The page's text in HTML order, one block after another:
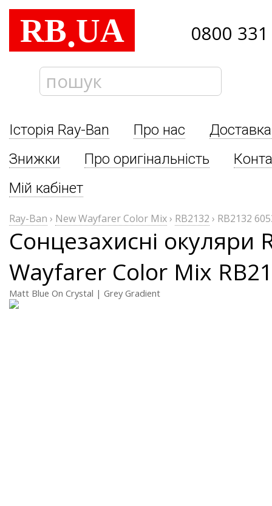
RB.UA 0800
Історія Ray-Ban Про нас
Знижки
Про оригінальність
Мій кабінет
Ray-Ban › New Wayfarer Color Mix› RB2132 › RB2132
Сонцезахисні окуляри
Wayfarer Color Mix
Matt Blue On Crystal | Grey Gradient